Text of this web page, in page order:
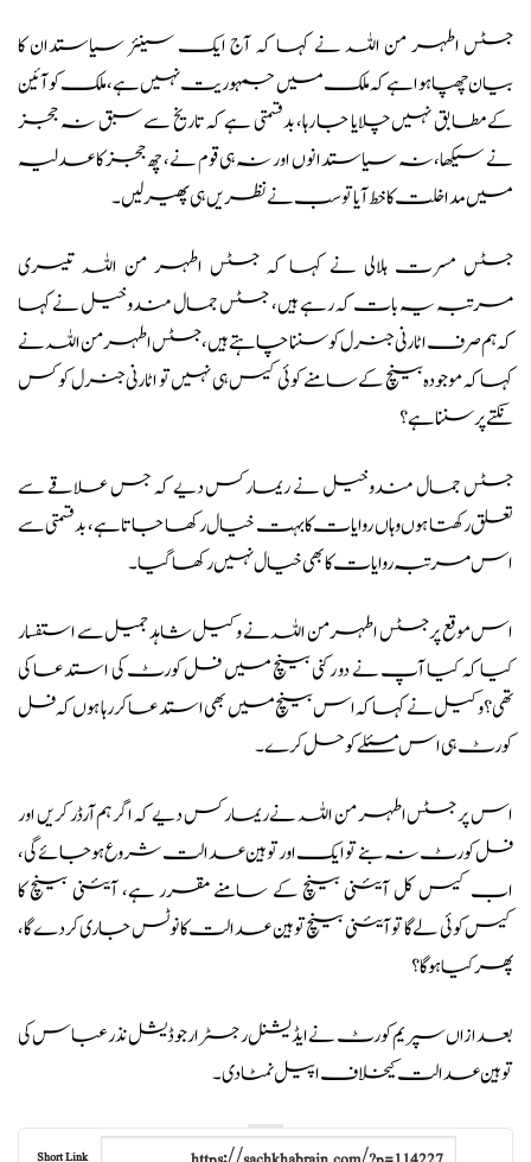
جسٹس اطہر من اللہ نے کہا کہ آج ایک سینئر سیاستدان کا
بیان چھپا ہوا ہے کہ ملک میں جمہوریت نہیں ہے، ملک کو آئین
کے مطابق نہیں چلایا جا رہا، بدقسمتی ہے کہ تاریخ سے سبق نہ ججز
نے سیکھا، نہ سیاستدانوں اور نہ ہی قوم نے، چھ ججز کا عدلیہ
میں مداخلت کا خط آیا تو سب نے نظریں ہی پھیر لیں۔
جسٹس مسرت ہلالی نے کہا کہ جسٹس اطہر من اللہ تیسری
مرتبہ یہ بات کہ رہے ہیں، جسٹس جمال مندوخیل نے کہا
کہ ہم صرف اٹارنی جنرل کو سننا چاہتے ہیں، جسٹس اطہر من اللہ نے
کہا کہ موجودہ بینچ کے سامنے کوئی کیس ہی نہیں تو اٹارنی جنرل کو کس
نکتے پر سننا ہے؟
جسٹس جمال مندوخیل نے ریمارکس دیے کہ جس علاقے سے
تعلق رکھتا ہوں وہاں روایات کا بہت خیال رکھا جاتا ہے، بدقسمتی سے
اس مرتبہ روایات کا بھی خیال نہیں رکھا گیا۔
اس موقع پر جسٹس اطہر من اللہ نے وکیل شاہد جمیل سے استفسار
کیا کہ کیا آپ نے دو رکنی بینچ میں فل کورٹ کی استدعا کی
تھی؟ وکیل نے کہا کہ اس بینچ میں بھی استدعا کر رہا ہوں کہ فل
کورٹ ہی اس مسئلے کو حل کرے۔
اس پر جسٹس اطہر من اللہ نے ریمارکس دیے کہ اگر ہم آرڈر کریں اور
فل کورٹ نہ بنے تو ایک اور توہین عدالت شروع ہو جائے گی،
اب کیس کل آئینی بینچ کے سامنے مقرر ہے، آئینی بینچ کا
کیس کوئی لے گا تو آئینی بینچ توہین عدالت کانوٹس جاری کردے گا،
پھر کیا ہوگا؟
بعدازاں سپریم کورٹ نے ایڈیشنل رجسٹرار جوڈیشل نذر عباس کی
توہین عدالت کیخلاف اپیل نمٹا دی۔
Short Link